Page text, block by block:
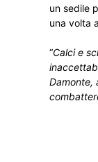
un sedile
una volta
“Calci e
Damonte,